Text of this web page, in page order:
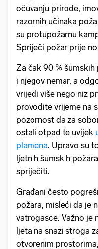
očuvanju prirode,
razornih učinaka
su protupožarnu
Spriječi požar prije no
Za čak 90 %
i njegov nemar, a
vrijedi više nego niz
provodite vrijeme na
pozornost da za
ostali otpad te uvijek
plamena. Upravo su
ljetnih šumskih
spriječiti.
Građani često
požara, misleći da je
vatrogasce. Važno je
ljeta na snazi stroga
otvorenim